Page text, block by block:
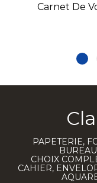
Carnet De
PAPETERIE,
CHOIX
CAHIER,